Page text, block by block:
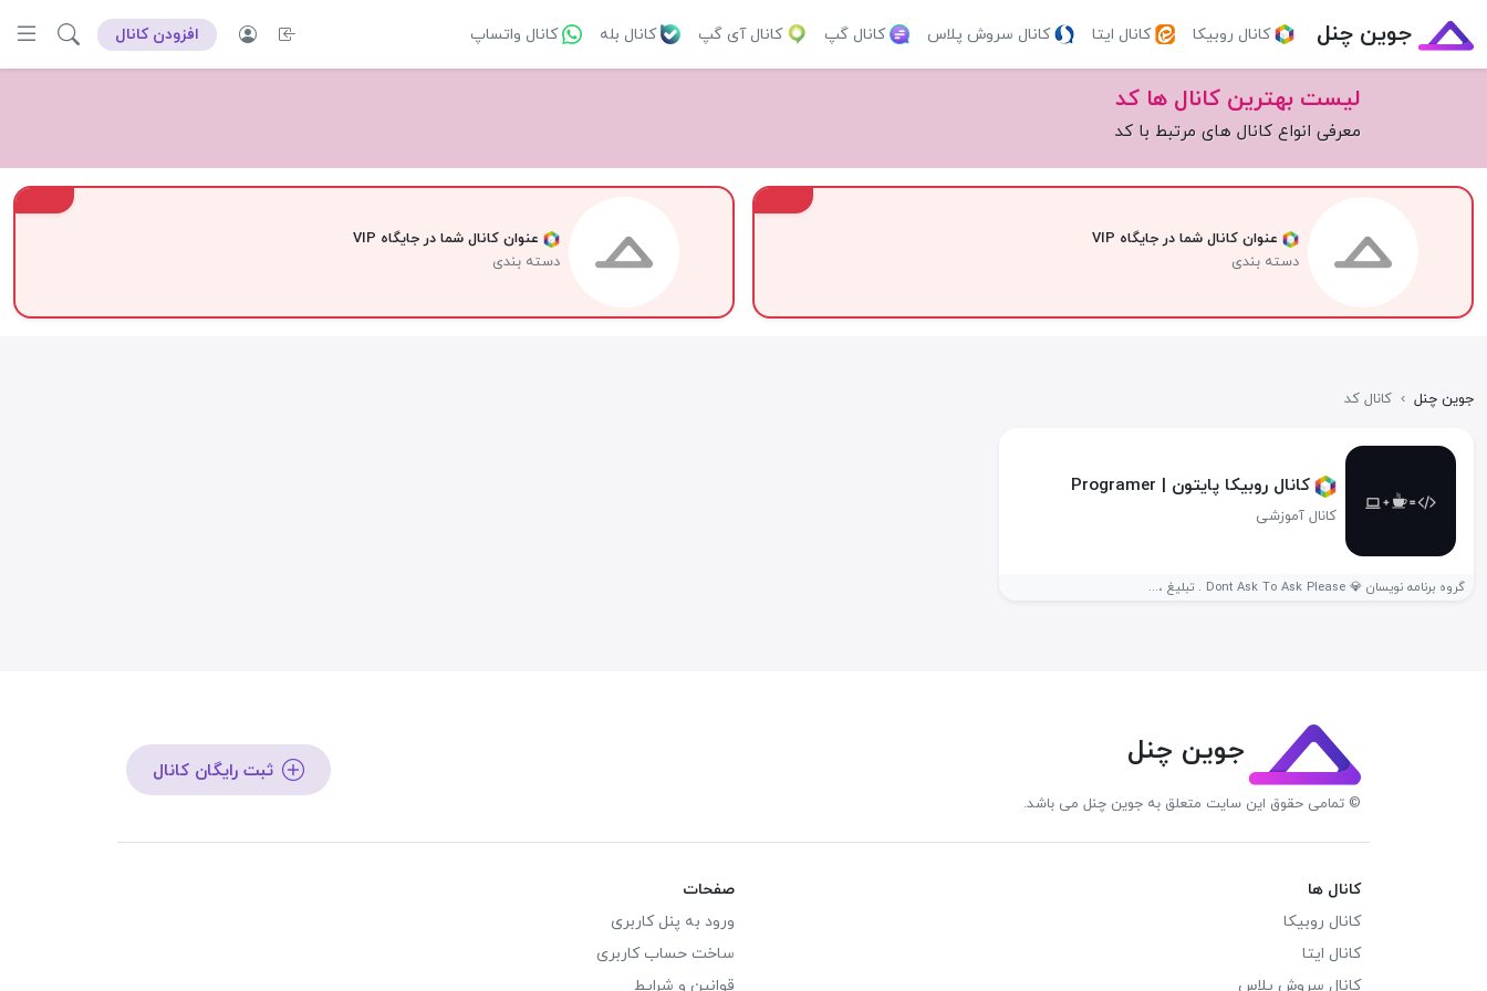
جوین چنل کانال روبیکا کانال ایتا کانال سروش پلاس کانال گپ کانال آی گپ کانال بله کانال واتساپ افزودن کانال
لیست بهترین کانال ها کد
معرفی انواع کانال های مرتبط با کد
عنوان کانال شما در جایگاه VIP
دسته بندی
عنوان کانال شما در جایگاه VIP
دسته بندی
جوین چنل › کانال کد
کانال روبیکا پایتون | Programer
کانال آموزشی
گروه برنامه نویسان 💎 Dont Ask To Ask Please . تبلیغ ،...
جوین چنل
© تمامی حقوق این سایت متعلق به جوین چنل می باشد.
ثبت رایگان کانال
کانال ها
کانال روبیکا
کانال ایتا
کانال سروش پلاس
صفحات
ورود به پنل کاربری
ساخت حساب کاربری
قوانین و شرایط